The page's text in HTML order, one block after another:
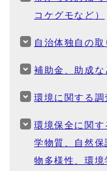
コケグモなど）
自治体独自の
補助金、助成な
環境に関する調
環境保全に関
学物質、自然
物多様性、環境